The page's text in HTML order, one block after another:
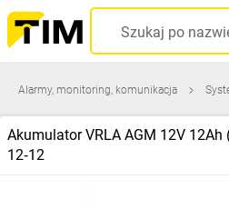
Alarmy, monitoring, komunikacja
Akumulator VRLA AGM 12V
12‑12